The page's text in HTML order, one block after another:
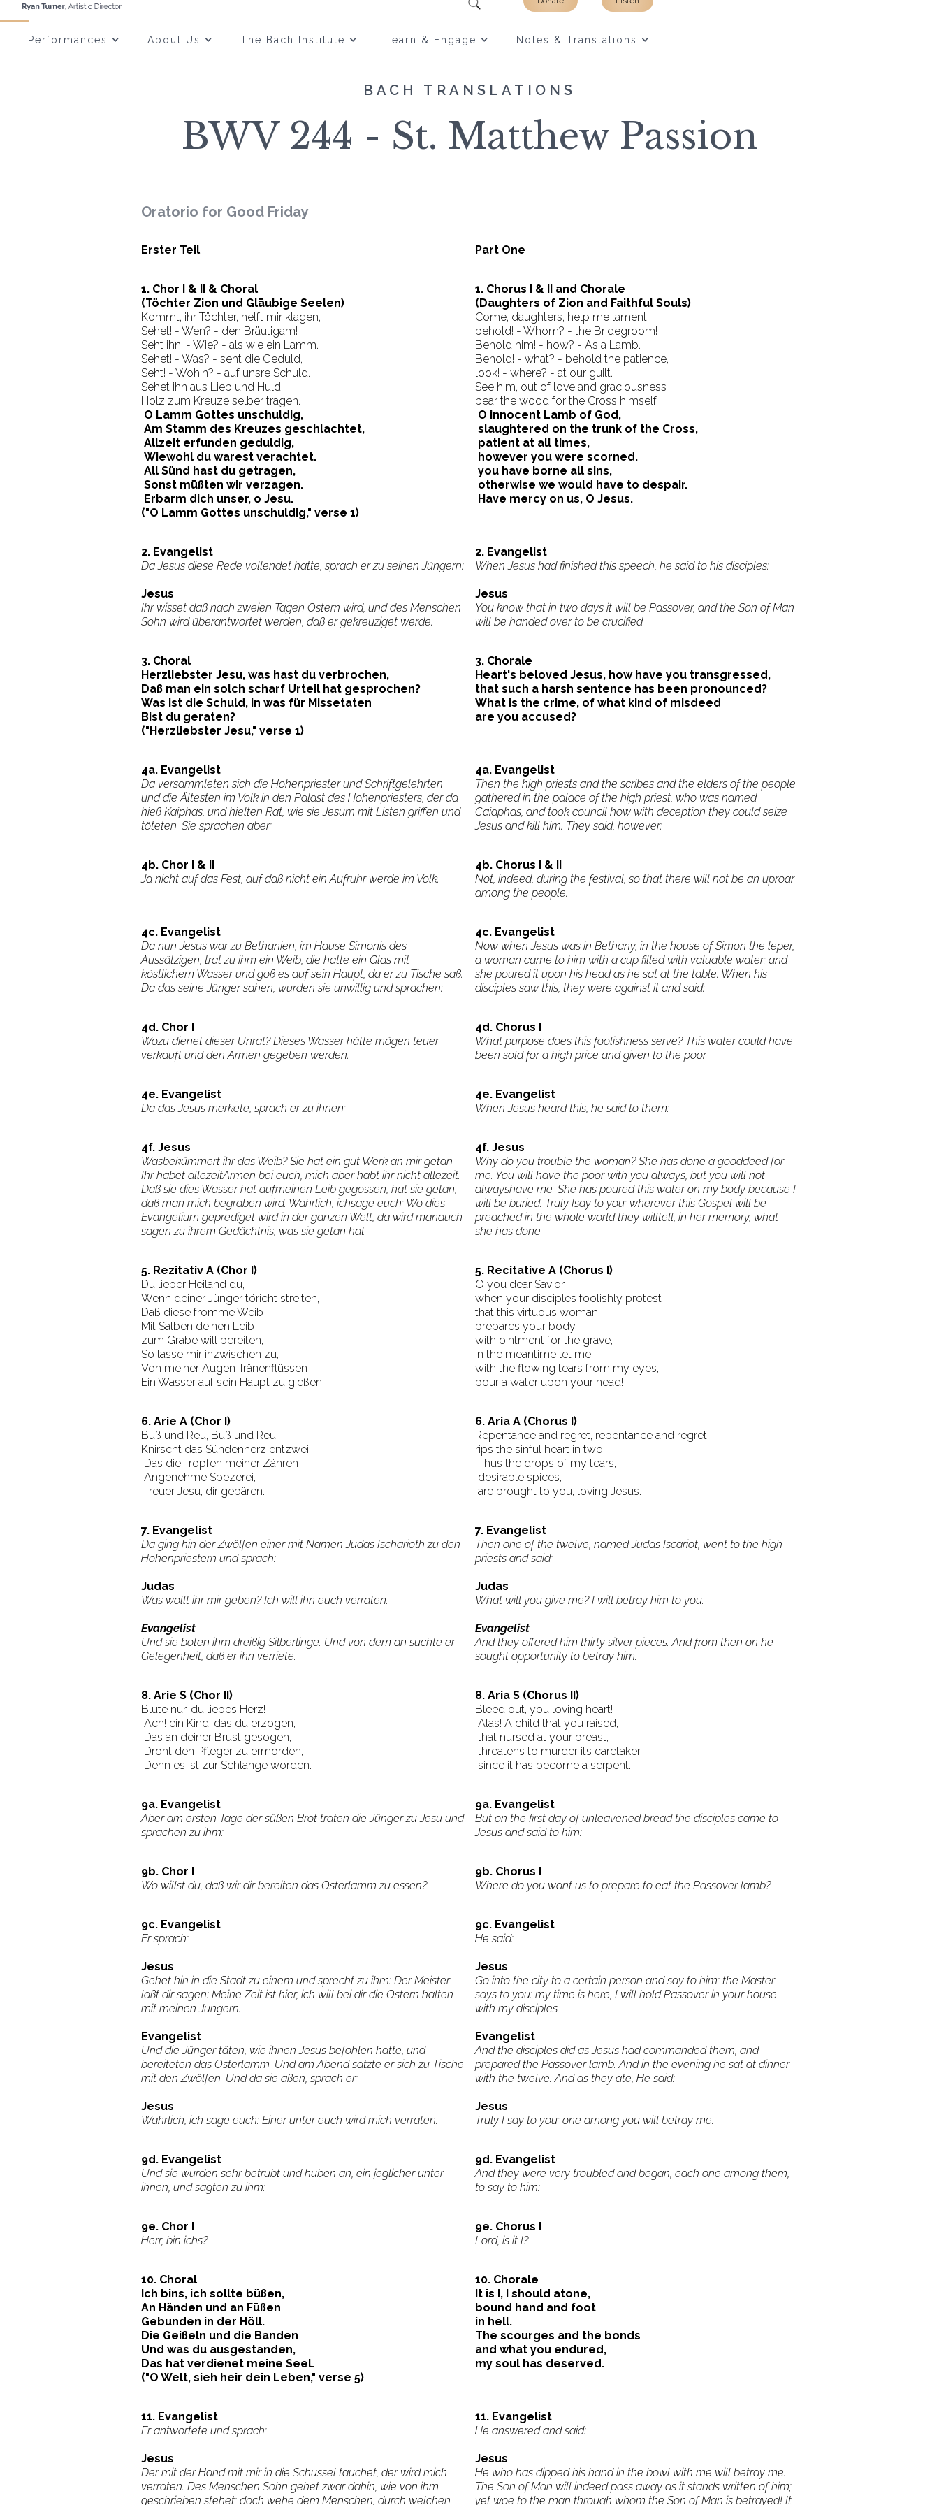
Performances About Us The Bach Institute Learn & Engage Notes & Translations
BACH TRANSLATIONS
BWV 244 - St. Matthew Passion
Oratorio for Good Friday
Erster Teil Part One
1. Chor I & II & Choral
(Töchter Zion und Gläubige Seelen)
Kommt, ihr Töchter, helft mir klagen,
Sehet! - Wen? - den Bräutigam!
Seht ihn! - Wie? - als wie ein Lamm.
Sehet! - Was? - seht die Geduld,
Seht! - Wohin? - auf unsre Schuld.
Sehet ihn aus Lieb und Huld
Holz zum Kreuze selber tragen.
O Lamm Gottes unschuldig,
Am Stamm des Kreuzes geschlachtet,
Allzeit erfunden geduldig,
Wiewohl du warest verachtet.
All Sünd hast du getragen,
Sonst müßten wir verzagen.
Erbarm dich unser, o Jesu.
("O Lamm Gottes unschuldig," verse 1)
1. Chorus I & II and Chorale
(Daughters of Zion and Faithful Souls)
Come, daughters, help me lament,
behold! - Whom? - the Bridegroom!
Behold him! - how? - As a Lamb.
Behold! - what? - behold the patience,
look! - where? - at our guilt.
See him, out of love and graciousness
bear the wood for the Cross himself.
O innocent Lamb of God,
slaughtered on the trunk of the Cross,
patient at all times,
however you were scorned.
you have borne all sins,
otherwise we would have to despair.
Have mercy on us, O Jesus.
2. Evangelist
Da Jesus diese Rede vollendet hatte, sprach er zu seinen Jüngern:
Jesus
Ihr wisset daß nach zweien Tagen Ostern wird, und des Menschen
Sohn wird überantwortet werden, daß er gekreuziget werde.
2. Evangelist
When Jesus had finished this speech, he said to his disciples:
Jesus
You know that in two days it will be Passover, and the Son of Man
will be handed over to be crucified.
3. Choral
Herzliebster Jesu, was hast du verbrochen,
Daß man ein solch scharf Urteil hat gesprochen?
Was ist die Schuld, in was für Missetaten
Bist du geraten?
("Herzliebster Jesu," verse 1)
3. Chorale
Heart's beloved Jesus, how have you transgressed,
that such a harsh sentence has been pronounced?
What is the crime, of what kind of misdeed
are you accused?
4a. Evangelist
Da versammleten sich die Hohenpriester und Schriftgelehrten
und die Ältesten im Volk in den Palast des Hohenpriesters, der da
hieß Kaiphas, und hielten Rat, wie sie Jesum mit Listen griffen und
töteten. Sie sprachen aber:
4a. Evangelist
Then the high priests and the scribes and the elders of the people
gathered in the palace of the high priest, who was named
Caiaphas, and took council how with deception they could seize
Jesus and kill him. They said, however:
4b. Chor I & II
Ja nicht auf das Fest, auf daß nicht ein Aufruhr werde im Volk.
4b. Chorus I & II
Not, indeed, during the festival, so that there will not be an uproar
among the people.
4c. Evangelist
Da nun Jesus war zu Bethanien, im Hause Simonis des
Aussätzigen, trat zu ihm ein Weib, die hatte ein Glas mit
köstlichem Wasser und goß es auf sein Haupt, da er zu Tische saß.
Da das seine Jünger sahen, wurden sie unwillig und sprachen:
4c. Evangelist
Now when Jesus was in Bethany, in the house of Simon the leper,
a woman came to him with a cup filled with valuable water; and
she poured it upon his head as he sat at the table. When his
disciples saw this, they were against it and said:
4d. Chor I
Wozu dienet dieser Unrat? Dieses Wasser hätte mögen teuer
verkauft und den Armen gegeben werden.
4d. Chorus I
What purpose does this foolishness serve? This water could have
been sold for a high price and given to the poor.
4e. Evangelist
Da das Jesus merkete, sprach er zu ihnen:
4e. Evangelist
When Jesus heard this, he said to them:
4f. Jesus
Wasbekümmert ihr das Weib? Sie hat ein gut Werk an mir getan.
Ihr habet allezeitArmen bei euch, mich aber habt ihr nicht allezeit.
Daß sie dies Wasser hat aufmeinen Leib gegossen, hat sie getan,
daß man mich begraben wird. Wahrlich, ichsage euch: Wo dies
Evangelium geprediget wird in der ganzen Welt, da wird manauch
sagen zu ihrem Gedächtnis, was sie getan hat.
4f. Jesus
Why do you trouble the woman? She has done a gooddeed for
me. You will have the poor with you always, but you will not
alwayshave me. She has poured this water on my body because I
will be buried. Truly Isay to you: wherever this Gospel will be
preached in the whole world they willtell, in her memory, what
she has done.
5. Rezitativ A (Chor I)
Du lieber Heiland du,
Wenn deiner Jünger töricht streiten,
Daß diese fromme Weib
Mit Salben deinen Leib
zum Grabe will bereiten,
So lasse mir inzwischen zu,
Von meiner Augen Tränenflüssen
Ein Wasser auf sein Haupt zu gießen!
5. Recitative A (Chorus I)
O you dear Savior,
when your disciples foolishly protest
that this virtuous woman
prepares your body
with ointment for the grave,
in the meantime let me,
with the flowing tears from my eyes,
pour a water upon your head!
6. Arie A (Chor I)
Buß und Reu, Buß und Reu
Knirscht das Sündenherz entzwei.
Das die Tropfen meiner Zähren
Angenehme Spezerei,
Treuer Jesu, dir gebären.
6. Aria A (Chorus I)
Repentance and regret, repentance and regret
rips the sinful heart in two.
Thus the drops of my tears,
desirable spices,
are brought to you, loving Jesus.
7. Evangelist
Da ging hin der Zwölfen einer mit Namen Judas Ischarioth zu den
Hohenpriestern und sprach:
Judas
Was wollt ihr mir geben? Ich will ihn euch verraten.
Evangelist
Und sie boten ihm dreißig Silberlinge. Und von dem an suchte er
Gelegenheit, daß er ihn verriete.
7. Evangelist
Then one of the twelve, named Judas Iscariot, went to the high
priests and said:
Judas
What will you give me? I will betray him to you.
Evangelist
And they offered him thirty silver pieces. And from then on he
sought opportunity to betray him.
8. Arie S (Chor II)
Blute nur, du liebes Herz!
Ach! ein Kind, das du erzogen,
Das an deiner Brust gesogen,
Droht den Pfleger zu ermorden,
Denn es ist zur Schlange worden.
8. Aria S (Chorus II)
Bleed out, you loving heart!
Alas! A child that you raised,
that nursed at your breast,
threatens to murder its caretaker,
since it has become a serpent.
9a. Evangelist
Aber am ersten Tage der süßen Brot traten die Jünger zu Jesu und
sprachen zu ihm:
9a. Evangelist
But on the first day of unleavened bread the disciples came to
Jesus and said to him:
9b. Chor I
Wo willst du, daß wir dir bereiten das Osterlamm zu essen?
9b. Chorus I
Where do you want us to prepare to eat the Passover lamb?
9c. Evangelist
Er sprach:
Jesus
Gehet hin in die Stadt zu einem und sprecht zu ihm: Der Meister
läßt dir sagen: Meine Zeit ist hier, ich will bei dir die Ostern halten
mit meinen Jüngern.
Evangelist
Und die Jünger täten, wie ihnen Jesus befohlen hatte, und
bereiteten das Osterlamm. Und am Abend satzte er sich zu Tische
mit den Zwölfen. Und da sie aßen, sprach er:
Jesus
Wahrlich, ich sage euch: Einer unter euch wird mich verraten.
9c. Evangelist
He said:
Jesus
Go into the city to a certain person and say to him: the Master
says to you: my time is here, I will hold Passover in your house
with my disciples.
Evangelist
And the disciples did as Jesus had commanded them, and
prepared the Passover lamb. And in the evening he sat at dinner
with the twelve. And as they ate, He said:
Jesus
Truly I say to you: one among you will betray me.
9d. Evangelist
Und sie wurden sehr betrübt und huben an, ein jeglicher unter
ihnen, und sagten zu ihm:
9d. Evangelist
And they were very troubled and began, each one among them,
to say to him:
9e. Chor I
Herr, bin ichs?
9e. Chorus I
Lord, is it I?
10. Choral
Ich bins, ich sollte büßen,
An Händen und an Füßen
Gebunden in der Höll.
Die Geißeln und die Banden
Und was du ausgestanden,
Das hat verdienet meine Seel.
("O Welt, sieh heir dein Leben," verse 5)
10. Chorale
It is I, I should atone,
bound hand and foot
in hell.
The scourges and the bonds
and what you endured,
my soul has deserved.
11. Evangelist
Er antwortete und sprach:
Jesus
Der mit der Hand mit mir in die Schüssel tauchet, der wird mich
verraten. Des Menschen Sohn gehet zwar dahin, wie von ihm
geschrieben stehet; doch wehe dem Menschen, durch welchen
11. Evangelist
He answered and said:
Jesus
He who has dipped his hand in the bowl with me will betray me.
The Son of Man will indeed pass away as it stands written of him;
yet woe to the man through whom the Son of Man is betrayed! It